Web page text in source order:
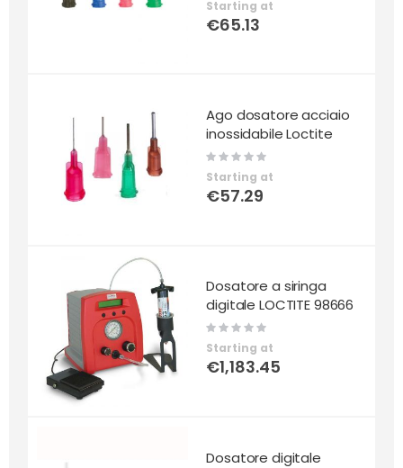
Starting at
€65.13
Ago dosatore acciaio
inossidabile Loctite
Rating:
0%
Starting at
€57.29
Dosatore a siringa
digitale LOCTITE 98666
Rating:
Starting at
€1,183.45
Dosatore digitale